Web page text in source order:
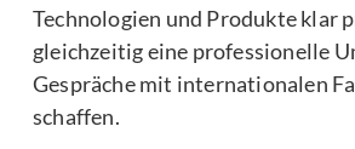
Technologien und Produkte klar
gleichzeitig eine professionelle
Gespräche mit internationalen
schaffen.